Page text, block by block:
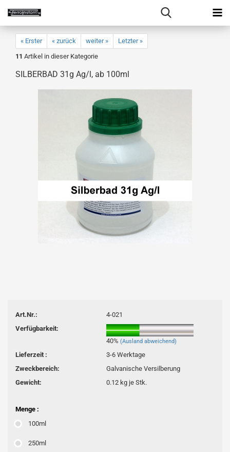
« Erster « zurück weiter »
Letzter »
11 Artikel in dieser Kategorie
SILBERBAD 31g Ag/l, ab 100ml
Art.Nr.:
4-021
Verfügbarkeit:
40% (Ausland abweichend)
Lieferzeit :
3-6 Werktage
Zweckbereich:
Galvanische Versilberung
Gewicht:
0.12kg je Stk.
Menge :
100ml
250ml